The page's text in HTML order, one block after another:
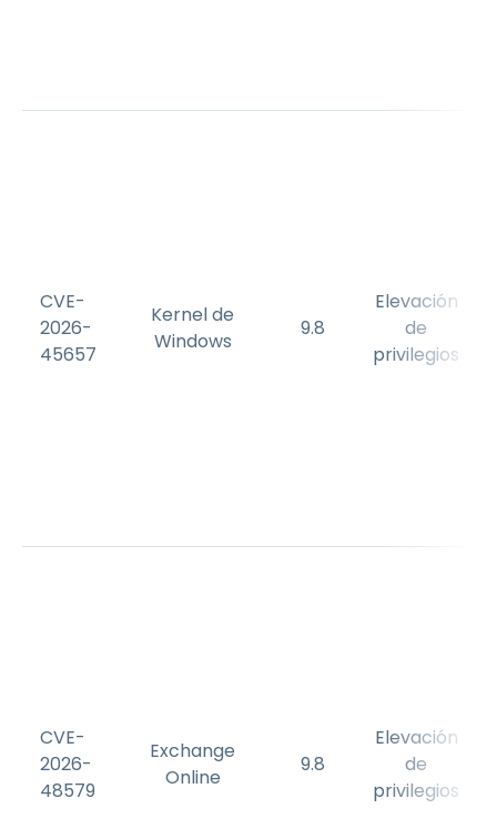
CVE-
2026-
45657
Kernel de
Windows
9.8
Elevación
de
privilegios
CVE-
2026-
48579
Exchange
Online
9.8
Elevación
de
privilegios